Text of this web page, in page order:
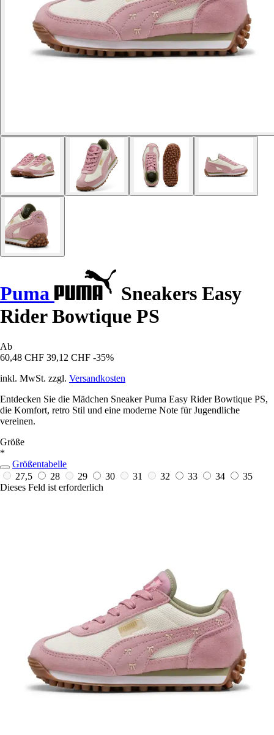
Puma
Sneakers Easy
Rider Bowtique PS
Ab
60,48 CHF 39,12 CHF -35%
inkl. MwSt. zzgl. Versandkosten
Entdecken Sie die Mädchen Sneaker Puma Easy Rider Bowtique PS,
die Komfort, retro Stil und eine moderne Note für Jugendliche
vereinen.
Größe
*
Größentabelle
27,5
28 29 30 31 32 33 34
35
Dieses Feld ist erforderlich